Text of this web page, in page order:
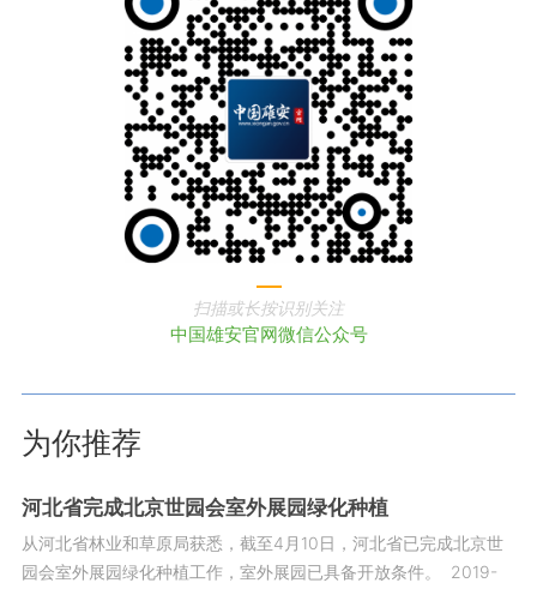
扫描或长按识别关注
中国雄安官网微信公众号
为你推荐
河北省完成北京世园会室外展园绿化种植
从河北省林业和草原局获悉，截至4月10日，河北省已完成北京世
园会室外展园绿化种植工作，室外展园已具备开放条件。
2019-